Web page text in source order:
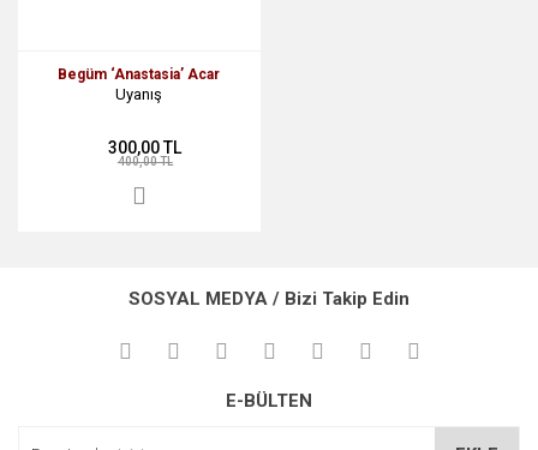
Begüm ‘Anastasia’ Acar
Uyanış
300,00 TL
400,00 TL
SOSYAL MEDYA / Bizi Takip Edin
E-BÜLTEN